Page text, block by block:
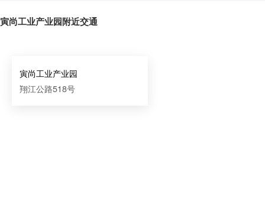
寅尚工业产业园附近交通
寅尚工业产业园
翔江公路518号